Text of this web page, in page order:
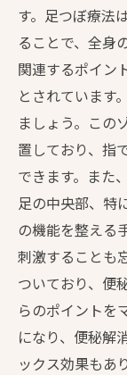
す。足つぼ療法
ることで、全身
関連するポイン
とされています
ましょう。この
置しており、指
できます。また
足の中央部、特
の機能を整える
刺激することも
ついており、便
らのポイントを
になり、便秘解
ックス効果もあ